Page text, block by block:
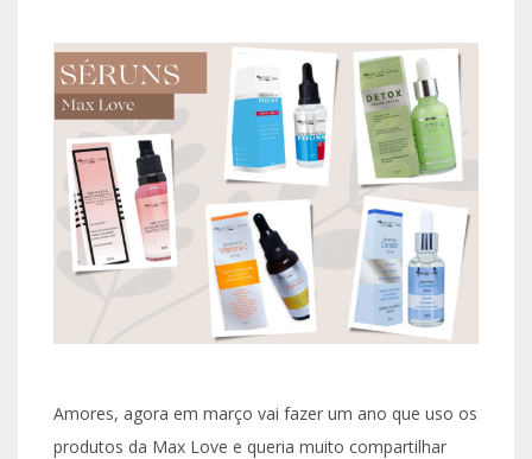
Amores, agora em março vai fazer um ano que uso os
produtos da Max Love e queria muito compartilhar